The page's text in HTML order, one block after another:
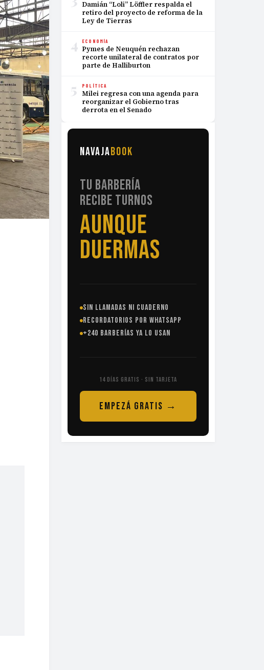
Damián “Loli” Löffler respalda el
retiro del proyecto de reforma de la
Ley de Tierras
4 ECONOMÍA
Pymes de Neuquén rechazan
recorte unilateral de contratos por
parte de Halliburton
5 POLÍTICA
Milei regresa con una agenda para
reorganizar el Gobierno tras
derrota en el Senado
NAVAJABOOK
TU BARBERÍA
RECIBE TURNOS
SIN
LLAMADAS
SIN LLAMADAS NI CUADERNO
RECORDATORIOS POR WHATSAPP
+240 BARBERÍAS YA LO USAN
14 DÍAS GRATIS · SIN TARJETA
EMPEZÁ GRATIS →